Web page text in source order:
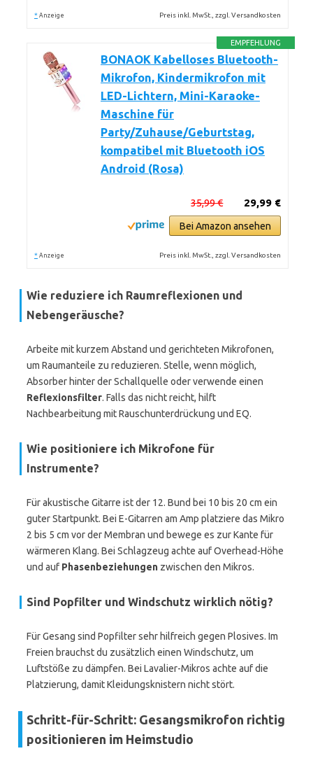
* Anzeige Preis inkl. MwSt., zzgl. Versandkosten
EMPFEHLUNG
BONAOK Kabelloses Bluetooth-
Mikrofon, Kindermikrofon mit
LED-Lichtern, Mini-Karaoke-
Maschine für
Party/Zuhause/Geburtstag,
kompatibel mit Bluetooth iOS
Android (Rosa)
29,99 €
35,99 €
Bei Amazon ansehen
* Anzeige Preis inkl. MwSt., zzgl. Versandkosten
Wie reduziere ich Raumreflexionen und
Nebengeräusche?
Arbeite mit kurzem Abstand und gerichteten Mikrofonen,
um Raumanteile zu reduzieren. Stelle, wenn möglich,
Absorber hinter der Schallquelle oder verwende einen
Reflexionsfilter. Falls das nicht reicht, hilft
Nachbearbeitung mit Rauschunterdrückung und EQ.
Wie positioniere ich Mikrofone für
Instrumente?
Für akustische Gitarre ist der 12. Bund bei 10 bis 20 cm ein
guter Startpunkt. Bei E-Gitarren am Amp platziere das Mikro
2 bis 5 cm vor der Membran und bewege es zur Kante für
wärmeren Klang. Bei Schlagzeug achte auf Overhead-Höhe
und auf Phasenbeziehungen zwischen den Mikros.
Sind Popfilter und Windschutz wirklich nötig?
Für Gesang sind Popfilter sehr hilfreich gegen Plosives. Im
Freien brauchst du zusätzlich einen Windschutz, um
Luftstöße zu dämpfen. Bei Lavalier-Mikros achte auf die
Platzierung, damit Kleidungsknistern nicht stört.
Schritt-für-Schritt: Gesangsmikrofon richtig
positionieren im Heimstudio